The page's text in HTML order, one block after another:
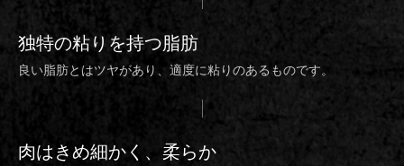
独特の粘り を持つ脂肪
良い脂肪とはツヤがあり、適度に粘りのあるものです。
肉は きめ細かく、柔らか